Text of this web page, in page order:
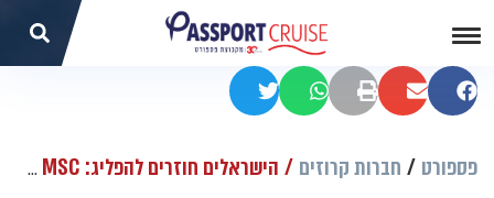
שתפו בפייסבוק
שתפו במיילהדפסהשתפו בוואטסאפשתפו בטוויטר
פספורט חברות קרוזים הישראלים חוזרים להפליג: MSC מדווחת על עלייה של מאות אחוזים בהזמנות